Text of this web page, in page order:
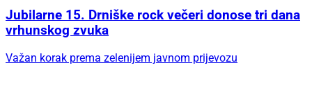
Jubilarne 15. Drniške rock večeri donose tri dana
vrhunskog zvuka
Važan korak prema zelenijem javnom prijevozu